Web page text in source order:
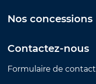
Nos concessions
Contactez-nous
Formulaire de contact